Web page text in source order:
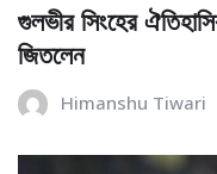
গুলভীর সিংহের
জিতলেন
Himanshu Tiwari